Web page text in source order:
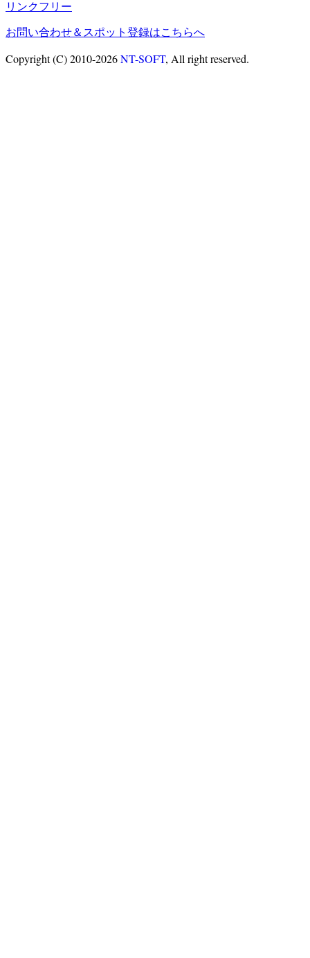
リンクフリー
お問い合わせ＆スポット登録はこちらへ
Copyright (C) 2010-2026NT-SOFT, All right reserved.